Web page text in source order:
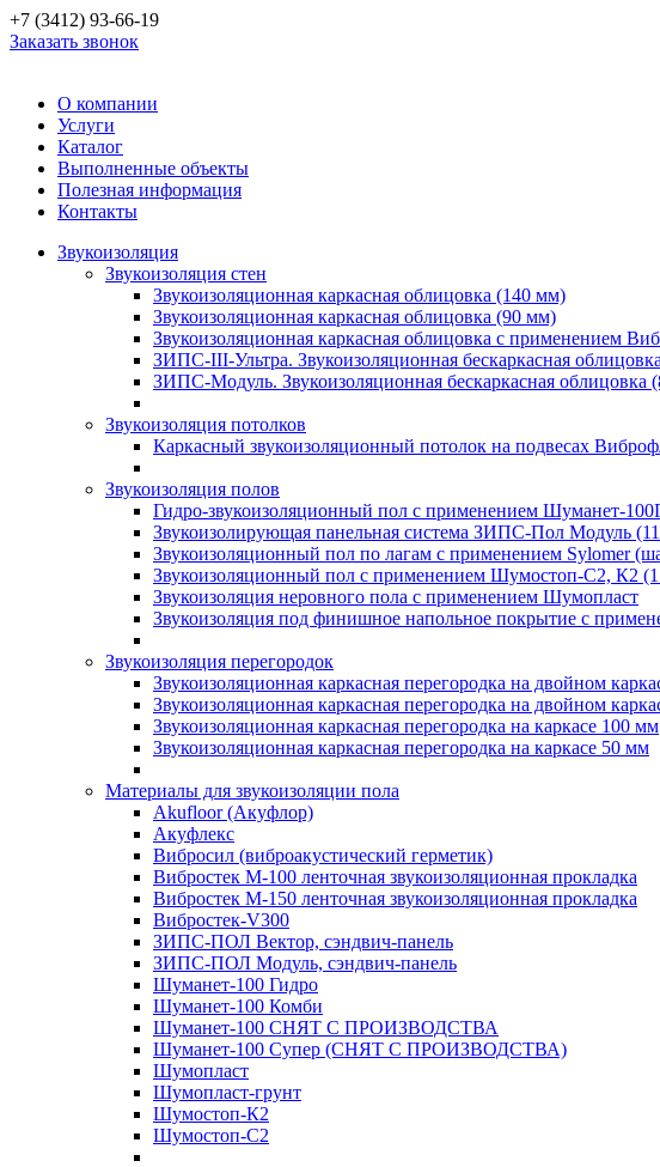
+7 (3412) 93-66-19
Заказать звонок
О компании
Услуги
Каталог
Выполненные объекты
Полезная информация
Контакты
Звукоизоляция
Звукоизоляция стен
Звукоизоляционная каркасная облицовка (140 мм)
Звукоизоляционная каркасная облицовка (90 мм)
Звукоизоляционная каркасная облицовка с применением
ЗИПС-III-Ультра. Звукоизоляционная бескаркасная
ЗИПС-Модуль. Звукоизоляционная бескаркасная облицовка
Звукоизоляция потолков
Каркасный звукоизоляционный потолок на подвесах
Звукоизоляция полов
Гидро-звукоизоляционный пол с применением Шуманет-
Звукоизолирующая панельная система ЗИПС-Пол Модуль
Звукоизоляционный пол по лагам с применением Sylomer
Звукоизоляционный пол с применением Шумостоп-С2, К2
Звукоизоляция неровного пола с применением Шумопласт
Звукоизоляция под финишное напольное покрытие с
Звукоизоляция перегородок
Звукоизоляционная каркасная перегородка на двойном
Звукоизоляционная каркасная перегородка на двойном
Звукоизоляционная каркасная перегородка на каркасе 100 мм
Звукоизоляционная каркасная перегородка на каркасе 50 мм
Материалы для звукоизоляции пола
Akufloor (Акуфлор)
Акуфлекс
Вибросил (виброакустический герметик)
Вибростек М-100 ленточная звукоизоляционная прокладка
Вибростек М-150 ленточная звукоизоляционная прокладка
Вибростек-V300
ЗИПС-ПОЛ Вектор, сэндвич-панель
ЗИПС-ПОЛ Модуль, сэндвич-панель
Шуманет-100 Гидро
Шуманет-100 Комби
Шуманет-100 СНЯТ С ПРОИЗВОДСТВА
Шуманет-100 Супер (СНЯТ С ПРОИЗВОДСТВА)
Шумопласт
Шумопласт-грунт
Шумостоп-К2
Шумостоп-С2